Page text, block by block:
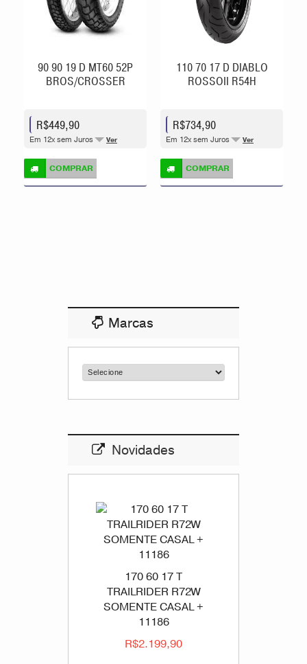
90 90 19 D MT60 52P
BROS/CROSSER
R$449,90
Em 12x sem Juros Ver
COMPRAR
110 70 17 D DIABLO
ROSSOII R54H
R$734,90
Em 12x sem Juros Ver
COMPRAR
Marcas
Novidades
170 60 17 T
TRAILRIDER R72W
SOMENTE CASAL +
11186
R$2.199,90